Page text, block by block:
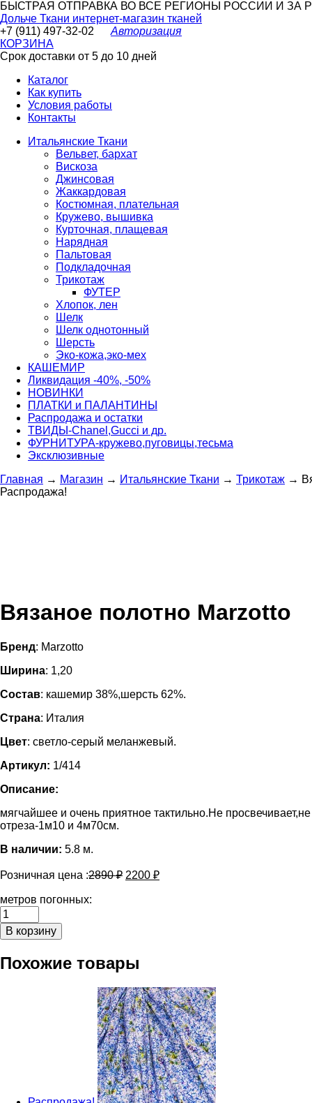
БЫСТРАЯ ОТПРАВКА ВО ВСЕ РЕГИОНЫ РОССИИ И ЗА
Дольче Ткани интернет-магазин тканей
+7 (911) 497-32-02
Авторизация
КОРЗИНА
Срок доставки от 5 до 10 дней
Каталог
Как купить
Условия работы
Контакты
Итальянские Ткани
Вельвет, бархат
Вискоза
Джинсовая
Жаккардовая
Костюмная, плательная
Кружево, вышивка
Курточная, плащевая
Нарядная
Пальтовая
Подкладочная
Трикотаж
ФУТЕР
Хлопок, лен
Шелк
Шелк однотонный
Шерсть
Эко-кожа,эко-мех
КАШЕМИР
Ликвидация -40%, -50%
НОВИНКИ
ПЛАТКИ и ПАЛАНТИНЫ
Распродажа и остатки
ТВИДЫ-Сhanel,Gucci и др.
ФУРНИТУРА-кружево,пуговицы,тесьма
Эксклюзивные
Главная → Магазин → Итальянские Ткани → Трикотаж →
Распродажа!
Вязаное полотно Marzotto
Бренд: Marzotto
Ширина: 1,20
Состав: кашемир 38%,шерсть 62%.
Страна: Италия
Цвет: светло-серый меланжевый.
Артикул: 1/414
Описание:
мягчайшее и очень приятное тактильно.Не
отреза-1м10 и 4м70см.
В наличии: 5.8 м.
Розничная цена :2890₽ 2200 ₽
метров погонных:
Количество
Вязаное
полотно
В корзину
Похожие товары